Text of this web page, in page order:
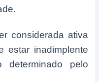
considerada ativa
estar inadimplente
determinado pelo